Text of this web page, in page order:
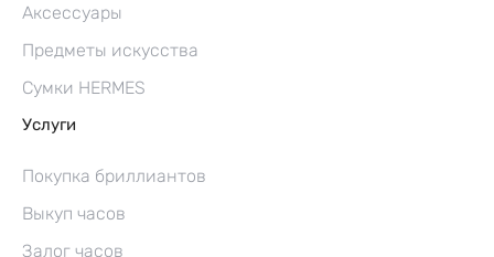
Аксессуары
Предметы искусства
Сумки HERMES
Услуги
Покупка бриллиантов
Выкуп часов
Залог часов